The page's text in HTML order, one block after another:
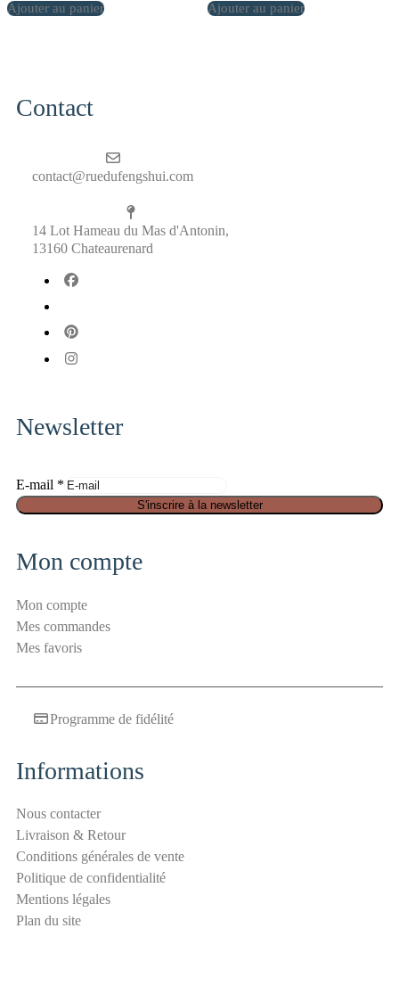
Ajouter au panier Ajouter au panier
Contact
contact@ruedufengshui.com
14 Lot Hameau du Mas d'Antonin,
13160 Chateaurenard
Newsletter
E
-
i
S
é
c
é
a
n
t
i
-
s
p
E-mail *
S'inscrire à la newsletter
Mon compte
Mon compte
Mes commandes
Mes favoris
Programme de fidélité
Informations
Nous contacter
Livraison & Retour
Conditions générales de vente
Politique de confidentialité
Mentions légales
Plan du site